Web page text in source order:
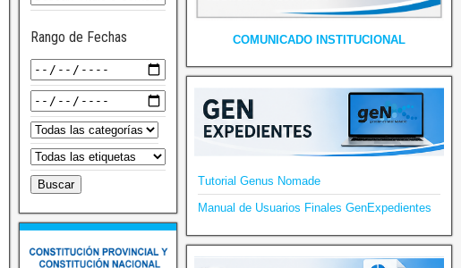
Rango de Fechas COMUNICADO INSTITUCIONAL
Tutorial Genus Nomade
Manual de Usuarios Finales GenExpedientes